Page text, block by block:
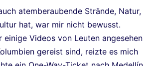
atemberaubende Strände, Natur,
hat, war mir nicht bewusst.
einige Videos von Leuten angesehen
gereist sind, reizte es mich